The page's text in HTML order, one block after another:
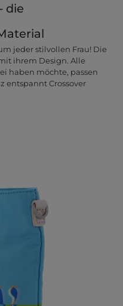
die
jeder stilvollen Frau! Die
ihrem Design. Alle
haben möchte, passen
entspannt Crossover